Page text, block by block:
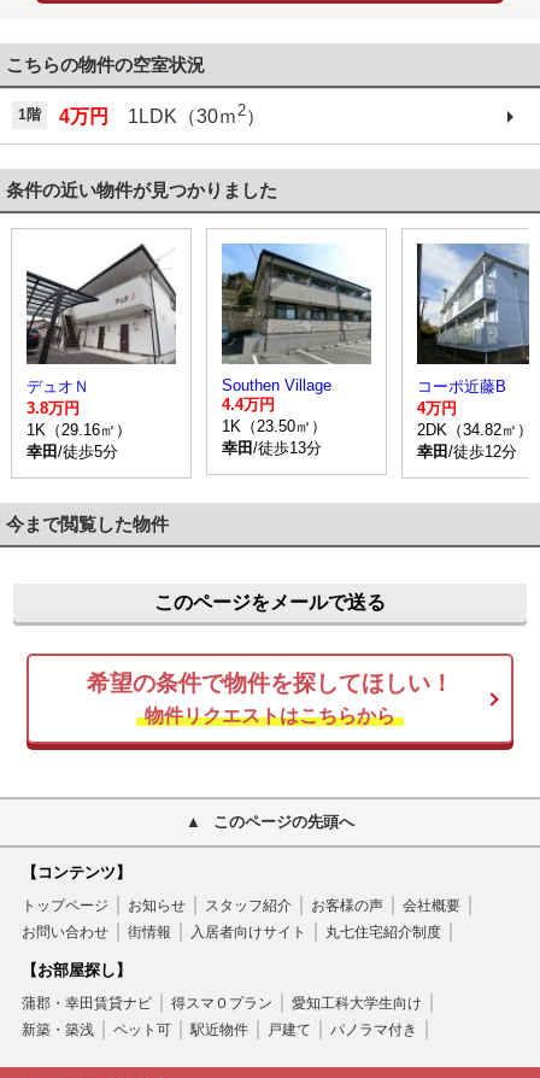
こちらの物件の空室状況
1階 4万円 1LDK（30ｍ2）
条件の近い物件が見つかりました
デュオＮ
3.8万円
1K（29.16㎡）
幸田/徒歩5分
Southen Village
4.4万円
1K（23.50㎡）
幸田/徒歩13分
コーポ近藤B
4万円
2DK（34.82㎡）
幸田/徒歩12分
今まで閲覧した物件
このページをメールで送る
希望の条件で物件を探してほしい！
物件リクエストはこちらから
このページの先頭へ
【コンテンツ】
トップページ お知らせ スタッフ紹介 お客様の声
会社概要
お問い合わせ
街情報 入居者向けサイト 丸七住宅紹介制度
【お部屋探し】
蒲郡・幸田賃貸ナビ 得スマ０プラン
愛知工科大学生向け
新築・築浅
ペット可 駅近物件 戸建て パノラマ付き